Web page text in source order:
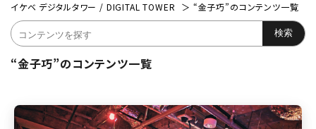
イケベ デジタルタワー / DIGITAL TOWER “金子巧”のコンテンツ一覧
“金子巧”のコンテンツ一覧